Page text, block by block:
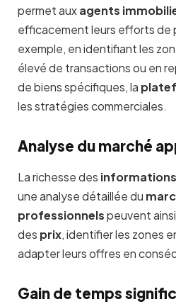
permet auxagents
efficacement leurs efforts de
exemple, en identifiant les
élevé de transactions ou en
de biens spécifiques, la
les stratégies commerciales.
Analyse du marché
La richesse des informations
une analyse détaillée du
professionnelspeuvent
des prix, identifier les zones
adapter leurs offres en
Gain de temps